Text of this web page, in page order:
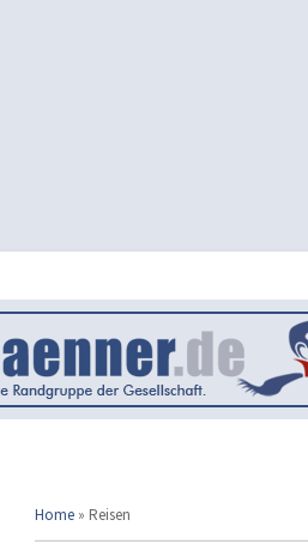
Home » Reisen